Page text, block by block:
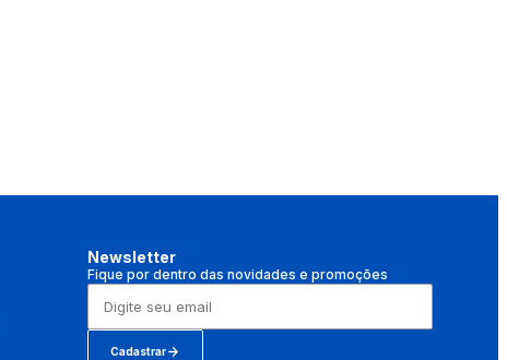
Newsletter
Fique por dentro das novidades e promoções
Cadastrar